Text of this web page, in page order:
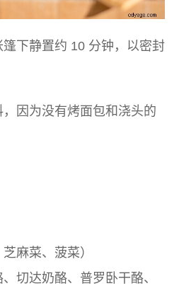
下静置约 10 分钟，以密封
因为没有烤面包和浇头的
麻菜、菠菜）
切达奶酪、普罗卧干酪、